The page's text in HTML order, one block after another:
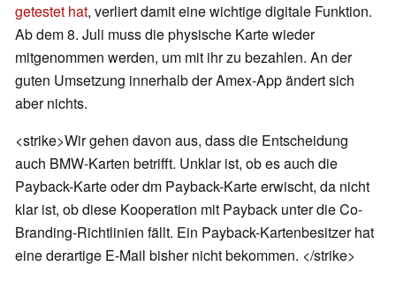
getestet hat, verliert damit eine wichtige digitale Funktion.
Ab dem 8. Juli muss die physische Karte wieder
mitgenommen werden, um mit ihr zu bezahlen. An der
guten Umsetzung innerhalb der Amex-App ändert sich
aber nichts.
<strike>Wir gehen davon aus, dass die Entscheidung
auch BMW-Karten betrifft. Unklar ist, ob es auch die
Payback-Karte oder dm Payback-Karte erwischt, da nicht
klar ist, ob diese Kooperation mit Payback unter die Co-
Branding-Richtlinien fällt. Ein Payback-Kartenbesitzer hat
eine derartige E-Mail bisher nicht bekommen. </strike>